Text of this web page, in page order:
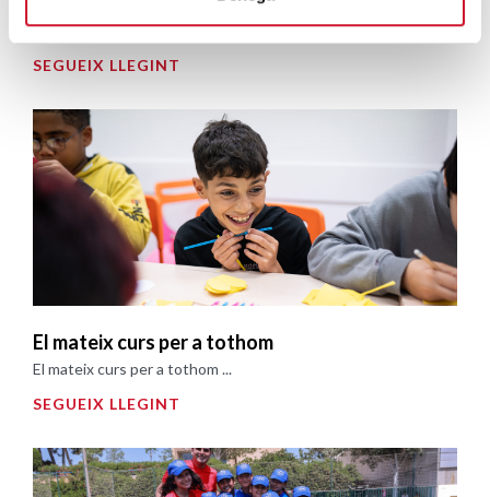
Sumant anys, restant drets ...
SEGUEIX LLEGINT
El mateix curs per a tothom
El mateix curs per a tothom ...
SEGUEIX LLEGINT